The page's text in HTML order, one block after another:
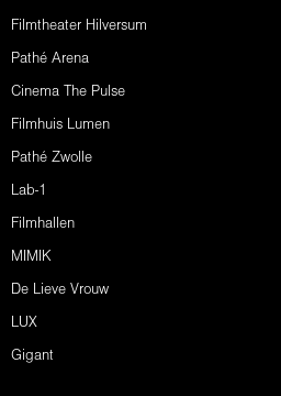
Filmtheater Hilversum
Pathé Arena
Cinema The Pulse
Filmhuis Lumen
Pathé Zwolle
Lab-1
Filmhallen
MIMIK
De Lieve Vrouw
LUX
Gigant